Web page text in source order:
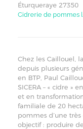
Éturqueraye 27350
Cidrerie de pommes
Chez les Caillouel,
depuis plusieurs
en BTP, Paul
SICERA – « cidre »
et en
familiale de 20
pommes d’une
objectif : produire